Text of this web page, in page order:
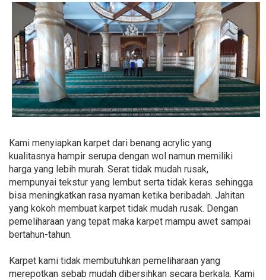
Kami menyiapkan karpet dari benang acrylic yang
kualitasnya hampir serupa dengan wol namun memiliki
harga yang lebih murah. Serat tidak mudah rusak,
mempunyai tekstur yang lembut serta tidak keras sehingga
bisa meningkatkan rasa nyaman ketika beribadah. Jahitan
yang kokoh membuat karpet tidak mudah rusak. Dengan
pemeliharaan yang tepat maka karpet mampu awet sampai
bertahun-tahun.
Karpet kami tidak membutuhkan pemeliharaan yang
merepotkan sebab mudah dibersihkan secara berkala. Kami